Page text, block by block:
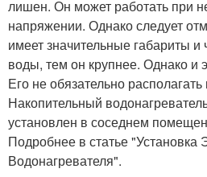
лишен. Он может работать при
напряжении. Однако следует
имеет значительные габариты
воды, тем он крупнее. Однако и
Его не обязательно
Накопительный
установлен в соседнем
Подробнее в статье "Установка
Водонагревателя".